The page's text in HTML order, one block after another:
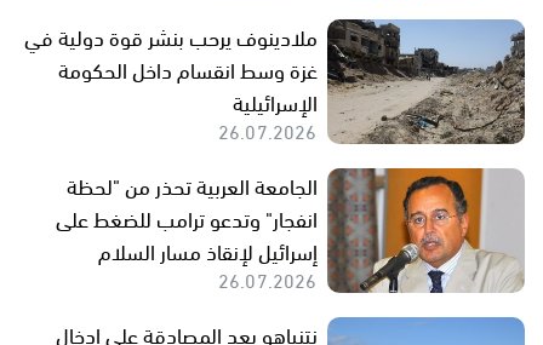
ملادينوف يرحب بنشر قوة دولية في
غزة وسط انقسام داخل الحكومة
الإسرائيلية
26.07.2026
الجامعة العربية تحذر من "لحظة
انفجار" وتدعو ترامب للضغط على
إسرائيل لإنقاذ مسار السلام
26.07.2026
نتنياهو بعد المصادقة على ادخال